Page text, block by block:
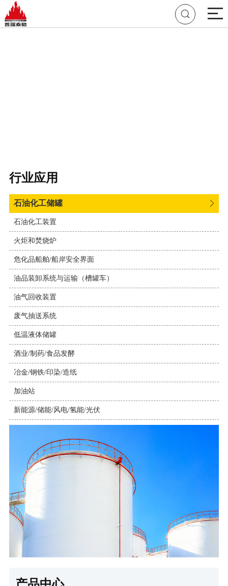

行业应用
石油化工储罐
石油化工装置
火炬和焚烧炉
危化品船舶/船岸安全界面
油品装卸系统与运输（槽罐车）
油气回收装置
废气抽送系统
低温液体储罐
酒业/制药/食品发酵
冶金/钢铁/印染/造纸
加油站
新能源/储能/风电/氢能/光伏